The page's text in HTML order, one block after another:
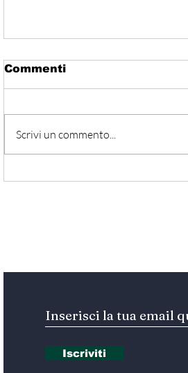
Commenti
Scrivi un commento...
Iscriviti